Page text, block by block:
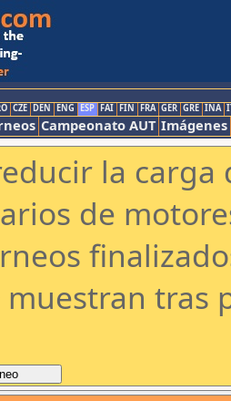
CZE DEN ENG ESP FAI FIN FRA GER GRE INA
Campeonato AUT Imágenes
la
de
muestran tras